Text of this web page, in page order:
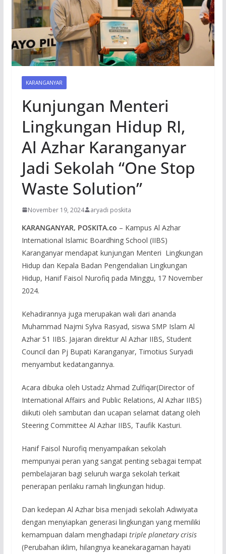
KARANGANYAR
Kunjungan Menteri
Lingkungan Hidup RI,
Al Azhar Karanganyar
Jadi Sekolah “One Stop
Waste Solution”
November 19, 2024 aryadi poskita
KARANGANYAR, POSKITA.co – Kampus Al Azhar
International Islamic Boardhing School (IIBS)
Karanganyar mendapat kunjungan Menteri Lingkungan
Hidup dan Kepala Badan Pengendalian Lingkungan
Hidup, Hanif Faisol Nurofiq pada Minggu, 17 November
2024.
Kehadirannya juga merupakan wali dari ananda
Muhammad Najmi Sylva Rasyad, siswa SMP Islam Al
Azhar 51 IIBS. Jajaran direktur Al Azhar IIBS, Student
Council dan Pj Bupati Karanganyar, Timotius Suryadi
menyambut kedatangannya.
Acara dibuka oleh Ustadz Ahmad Zulfiqar(Director of
International Affairs and Public Relations, Al Azhar IIBS)
diikuti oleh sambutan dan ucapan selamat datang oleh
Steering Committee Al Azhar IIBS, Taufik Kasturi.
Hanif Faisol Nurofiq menyampaikan sekolah
mempunyai peran yang sangat penting sebagai tempat
pembelajaran bagi seluruh warga sekolah terkait
penerapan perilaku ramah lingkungan hidup.
Dan kedepan Al Azhar bisa menjadi sekolah Adiwiyata
dengan menyiapkan generasi lingkungan yang memiliki
kemampuan dalam menghadapi triple planetary crisis
(Perubahan iklim, hilangnya keanekaragaman hayati